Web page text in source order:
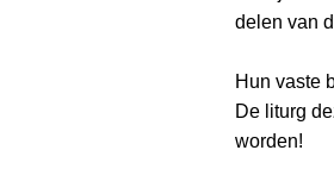
delen van
Hun vaste
De liturg
worden!